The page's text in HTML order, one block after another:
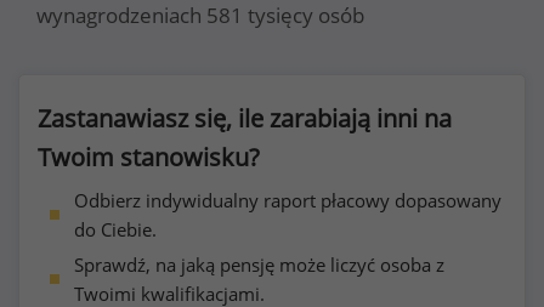
wynagrodzeniach 581 tysięcy osób
Zastanawiasz się, ile zarabiają inni na
Twoim stanowisku?
Odbierz indywidualny raport płacowy dopasowany
do Ciebie.
Sprawdź, na jaką pensję może liczyć osoba z
Twoimi kwalifikacjami.